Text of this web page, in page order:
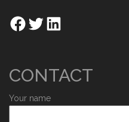
CONTACT
Your name